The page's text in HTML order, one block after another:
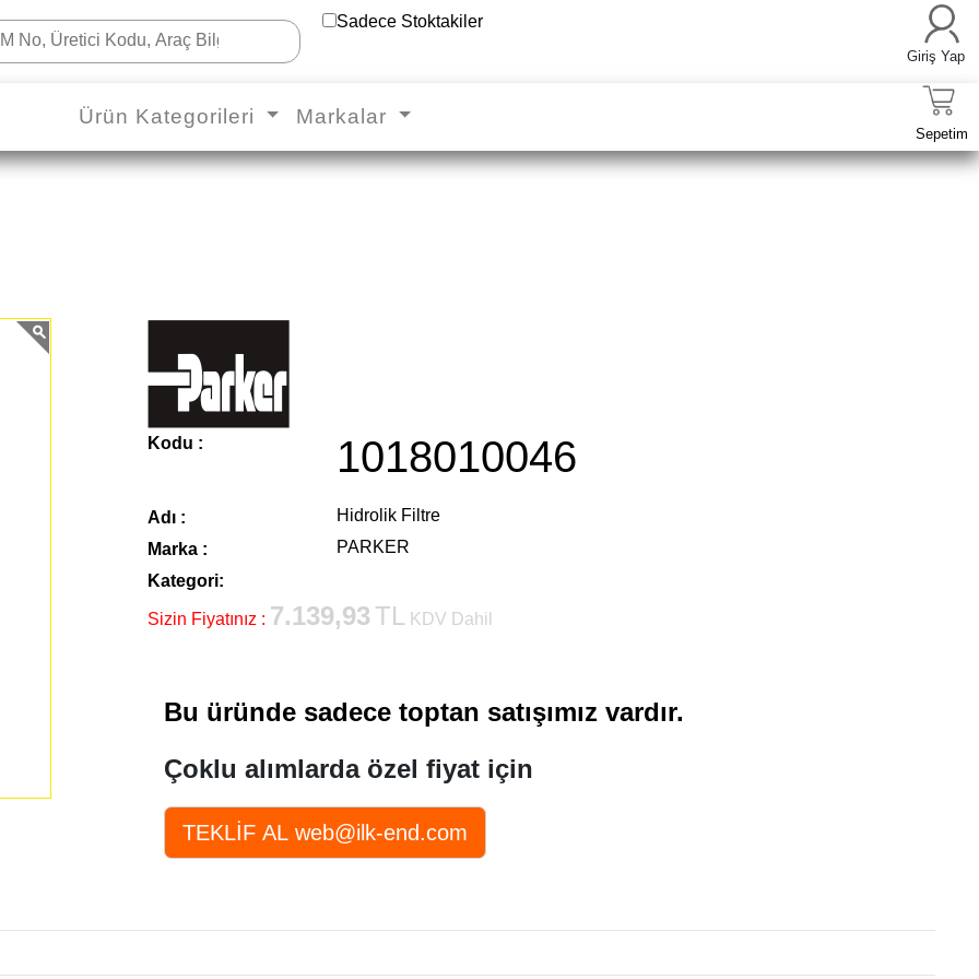
Sadece Stoktakiler
Giriş Yap
Ürün Kategorileri Markalar
Sepetim
Kodu : 1018010046
Adı :
Hidrolik Filtre
Marka :
PARKER
Kategori:
Sizin Fiyatınız : 7.139,93 TL KDV Dahil
Bu üründe sadece toptan satışımız vardır.
Çoklu alımlarda özel fiyat için